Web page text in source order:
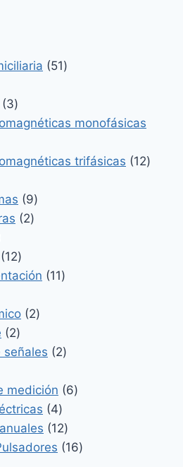
5151
33
productos monofásicas
trifásicas 1212
99
productos
22
1212
productos
1111
22
22
productos
señales 22
medición 66
44
productos
1212
productos
1616